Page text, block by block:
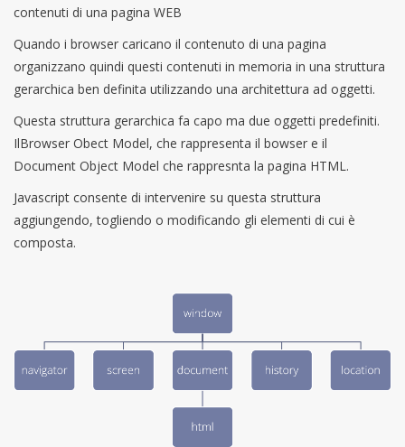
contenuti di una pagina WEB
Quando i browser caricano il contenuto di una pagina
organizzano quindi questi contenuti in memoria in una struttura
gerarchica ben definita utilizzando una architettura ad oggetti.
Questa struttura gerarchica fa capo ma due oggetti predefiniti.
IlBrowser Obect Model, che rappresenta il bowser e il
Document Object Model che rappresnta la pagina HTML.
Javascript consente di intervenire su questa struttura
aggiungendo, togliendo o modificando gli elementi di cui è
composta.